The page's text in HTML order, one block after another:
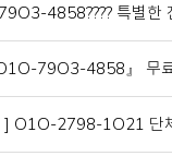
4858???? 특별한
79O3-4858』 무
] O1O-2798-1O21 단